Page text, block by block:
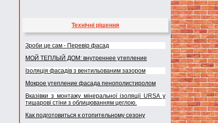
Технічні рішення
Зроби це сам - Перевір фасад
МОЙ ТЕПЛЫЙ ДОМ: внутреннее утепление
Ізоляція фасадів з вентильованим зазором
Мокрое утепление фасада пенополистиролом
Вказівки з монтажу мінеральної ізоляції URSA у
тишарові стіни з облицюванням цеглою.
Как подготовиться к отопительному сезону